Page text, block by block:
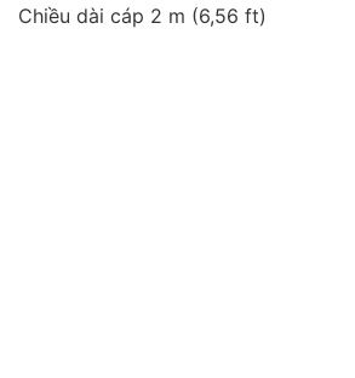
Chiều dài cáp 2 m (6,56 ft)